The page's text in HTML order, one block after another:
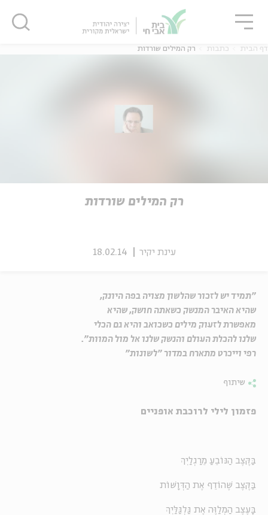
אנגלית
דף הבית כתבות רק המילים שורדות
רק המילים שורדות
עינת יקיר 18.02.14
"תמיד יש לזכור שהלשון מצויה בפה היונק,
שהיא האיבר המנשק כשאתה חושק, שהיא
מאפשרת לזעוק מילים כשכואב והיא גם הכלי
שלנו להכלת העולם והנשק שלנו אל מול המוות".
רפי וייכרט מתארח במדור "לשונות"
שיתוף
פזמון לילי לרוכבת אופניים
בַּקֶּצֶב הַנּוֹבֵעַ מֵרַגְלַיִךְ
בַּקֶּצֶב שֶׁהוֹדֵף אֶת הַדְּוָשׁוֹת
בָּעֶצֶב הַמְלַוֶּה אֶת גַּלְגַּלַּיִךְ
סגור